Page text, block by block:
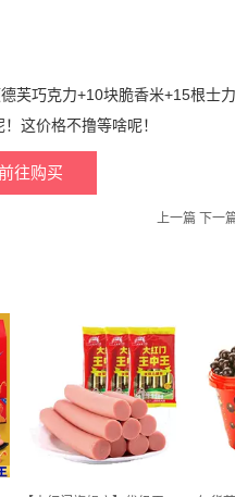
芙巧克力+10块脆香米+15根士
这价格不撸等啥呢！
往购买
上一篇 下一